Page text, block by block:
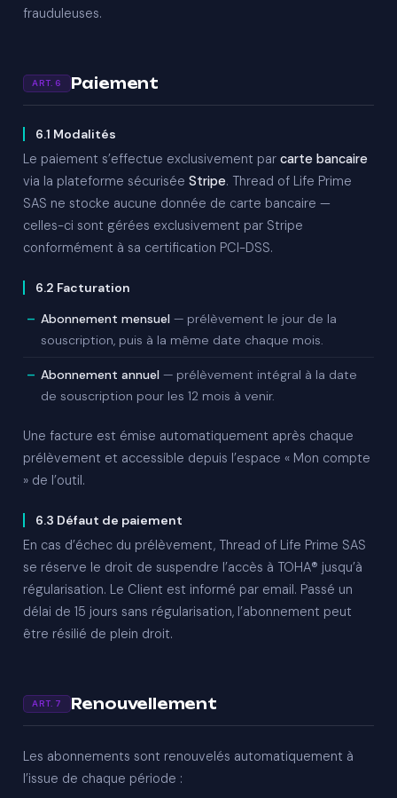
frauduleuses.
ART. 6 Paiement
6.1 Modalités
Le paiement s’effectue exclusivement par carte bancaire
via la plateforme sécurisée Stripe. Thread of Life Prime
SAS ne stocke aucune donnée de carte bancaire —
celles-ci sont gérées exclusivement par Stripe
conformément à sa certification PCI-DSS.
6.2 Facturation
Abonnement mensuel — prélèvement le jour de la
souscription, puis à la même date chaque mois.
Abonnement annuel — prélèvement intégral à la date
de souscription pour les 12 mois à venir.
Une facture est émise automatiquement après chaque
prélèvement et accessible depuis l’espace « Mon compte
» de l’outil.
6.3 Défaut de paiement
En cas d’échec du prélèvement, Thread of Life Prime SAS
se réserve le droit de suspendre l’accès à TOHA® jusqu’à
régularisation. Le Client est informé par email. Passé un
délai de 15 jours sans régularisation, l’abonnement peut
être résilié de plein droit.
ART. 7 Renouvellement
Les abonnements sont renouvelés automatiquement à
l’issue de chaque période :